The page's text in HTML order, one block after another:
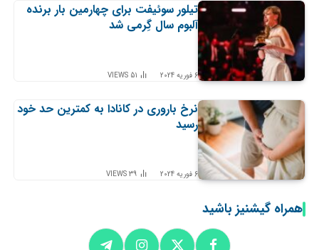
تیلور سوئیفت برای چهارمین بار برنده
آلبوم سال گِرمی شد
6 فوریه 2024 51
VIEWS
نرخ باروری در کانادا به کمترین حد خود
رسید
6 فوریه 2024 39
VIEWS
همراه گیشنیز باشید